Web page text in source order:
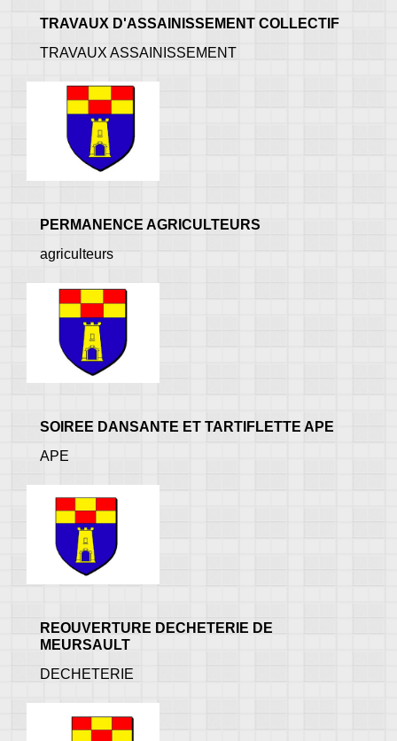
TRAVAUX D'ASSAINISSEMENT COLLECTIF
TRAVAUX ASSAINISSEMENT
PERMANENCE AGRICULTEURS
agriculteurs
SOIREE DANSANTE ET TARTIFLETTE APE
APE
REOUVERTURE DECHETERIE DE
MEURSAULT
DECHETERIE